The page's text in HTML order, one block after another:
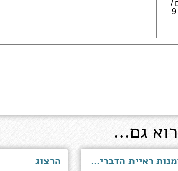
/
4 כרכים לאותיות גדולות / 9
גם...
אומנות ראיית הדברים - מסות עזרה עצמית עבור חכמים הרצוג